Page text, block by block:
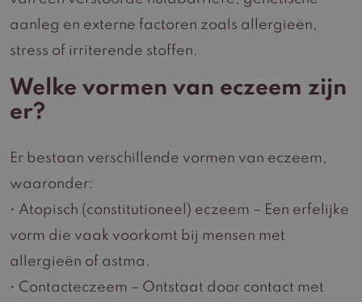
aanleg en externe factoren zoals allergieën,
stress of irriterende stoffen.
Welke vormen van eczeem zijn
er?
Er bestaan verschillende vormen van eczeem,
waaronder:
• Atopisch (constitutioneel) eczeem – Een erfelijke
vorm die vaak voorkomt bij mensen met
allergieën of astma.
• Contacteczeem – Ontstaat door contact met